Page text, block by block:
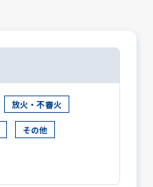
放火・不審火
その他